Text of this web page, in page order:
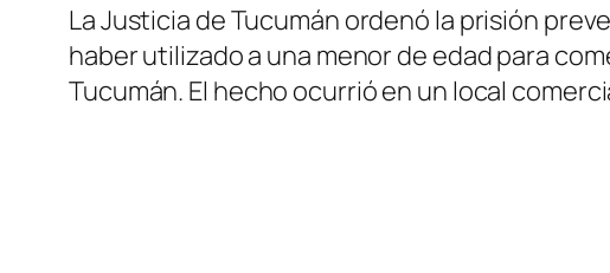
La Justicia de Tucumán ordenó la prisión
haber utilizado a una menor de edad para
Tucumán. El hecho ocurrió en un local